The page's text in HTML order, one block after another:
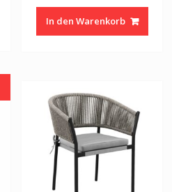
war:
CHF 114.00
In den Warenkorb